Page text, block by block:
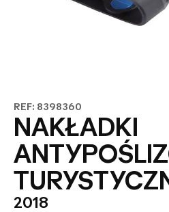
REF: 8398360
NAKŁADKI
2018